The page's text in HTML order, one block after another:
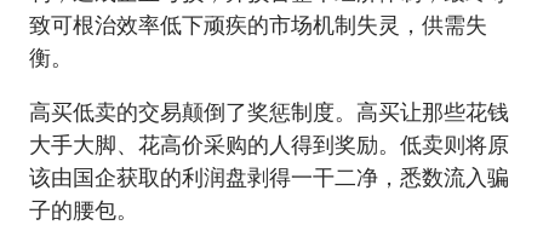
致可根治效率低下顽疾的市场机制失灵，供需失
衡。
高买低卖的交易颠倒了奖惩制度。高买让那些花钱
大手大脚、花高价采购的人得到奖励。低卖则将原
该由国企获取的利润盘剥得一干二净，悉数流入骗
子的腰包。